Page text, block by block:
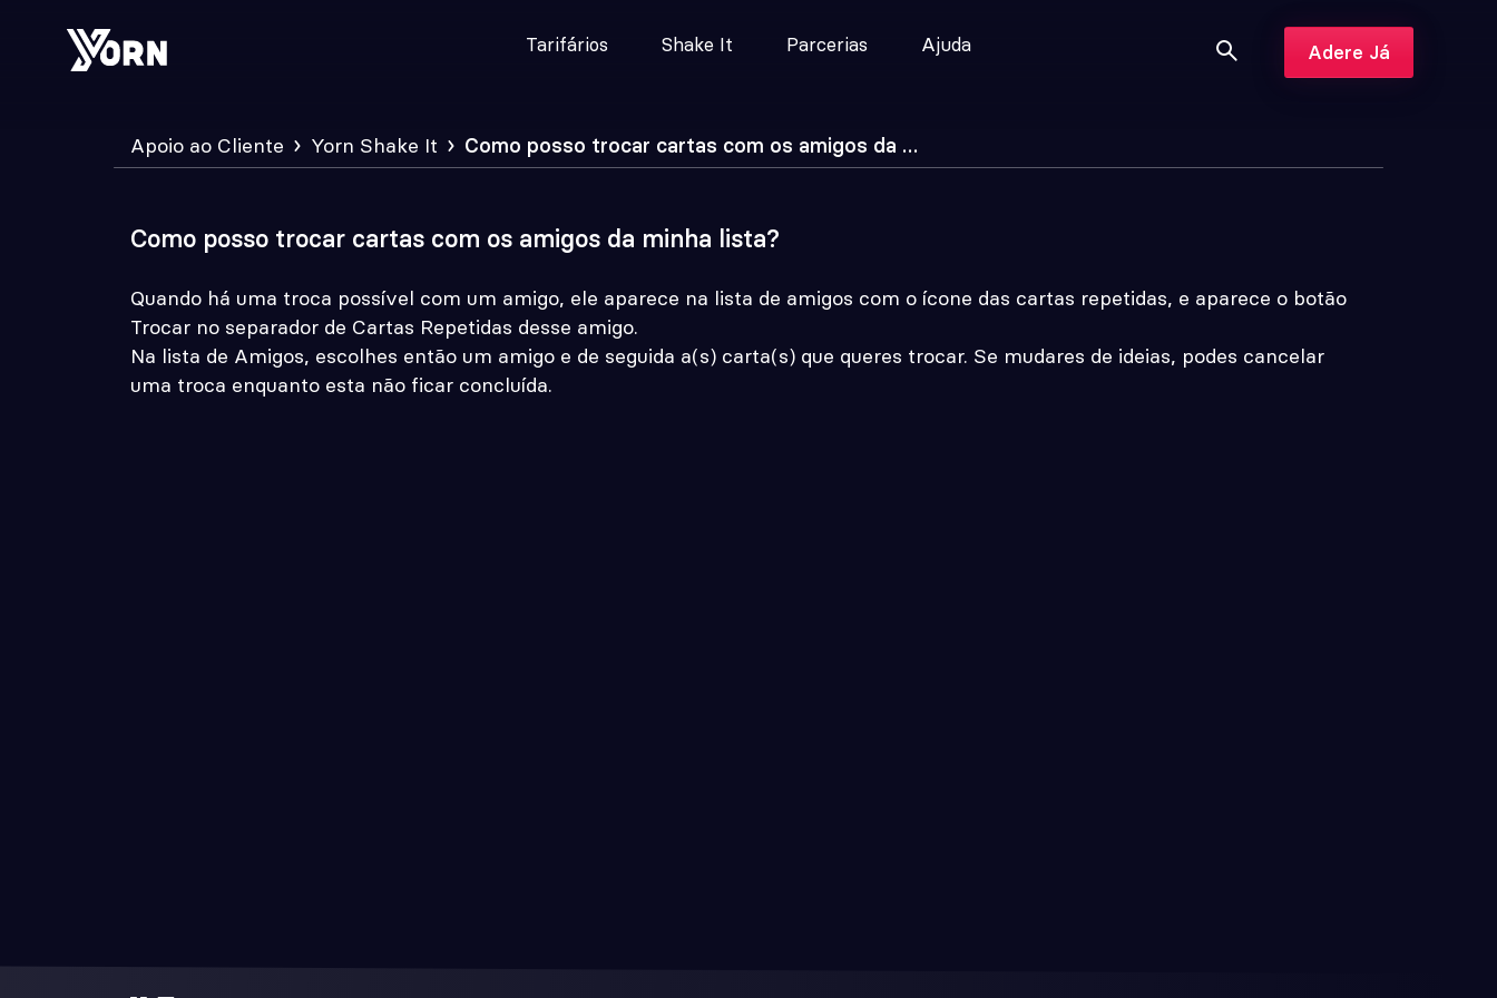
Tarifários Shake It Parcerias Ajuda Adere Já
Apoio ao Cliente Yorn Shake It Como posso trocar cartas com os amigos da minha lista?
Como posso trocar cartas com os amigos da minha lista?
Quando há uma troca possível com um amigo, ele aparece na lista de amigos com o ícone das cartas repetidas, e aparece o botão
Trocar no separador de Cartas Repetidas desse amigo.
Na lista de Amigos, escolhes então um amigo e de seguida a(s) carta(s) que queres trocar. Se mudares de ideias, podes cancelar
uma troca enquanto esta não ficar concluída.